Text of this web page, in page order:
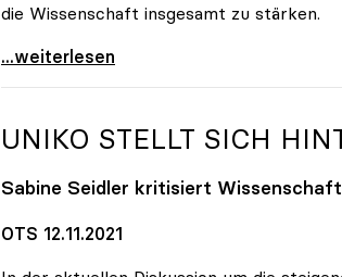
die Wissenschaft insgesamt zu stärken.
Alles außer UNInteressant: So viel
...weiterlesen
UNIKO STELLT SICH
Sabine Seidler kritisiert
OTS 12.11.2021